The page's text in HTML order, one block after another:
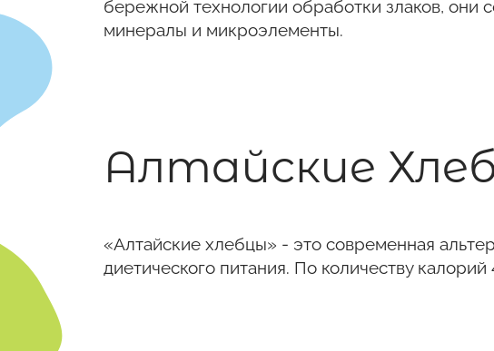
бережной технологии обработки злаков, они
минералы и микроэлементы.
Алтайские
«Алтайские хлебцы» - это современная
диетического питания. По количеству